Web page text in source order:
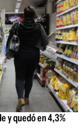
y quedó en 4,3%